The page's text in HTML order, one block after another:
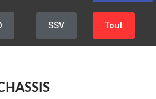
Tout
SSV